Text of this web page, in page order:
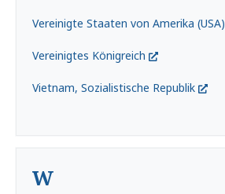
Vereinigte Staaten von Amerika (USA)
Vereinigtes Königreich
Vietnam, Sozialistische Republik
W